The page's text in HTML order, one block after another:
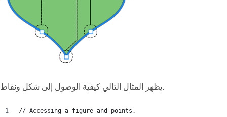
يظهر المثال التالي كيفية الوصول إلى شكل ونقاط.
// Accessing a figure and points.